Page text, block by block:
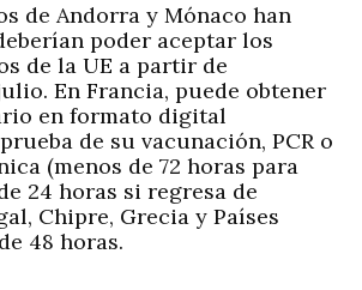
de Andorra y Mónaco han
poder aceptar los
de la UE a partir de
En Francia, puede obtener
en formato digital
de su vacunación, PCR o
(menos de 72 horas para
24 horas si regresa de
Chipre, Grecia y Países
48 horas.